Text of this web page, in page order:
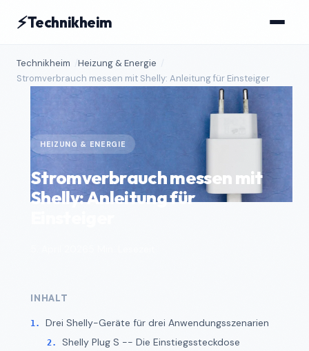
⚡Technikheim
Technikheim
Heizung & Energie
Stromverbrauch messen mit Shelly: Anleitung für Einsteiger
HEIZUNG & ENERGIE
Stromverbrauch messen mit
Shelly: Anleitung für
INHALT
Drei Shelly-Geräte für drei Anwendungsszenarien
Shelly Plug S -- Die Einstiegssteckdose